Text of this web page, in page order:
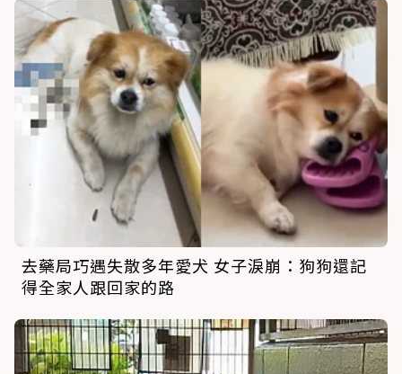
去藥局巧遇失散多年愛犬 女子淚崩：狗狗還記
得全家人跟回家的路